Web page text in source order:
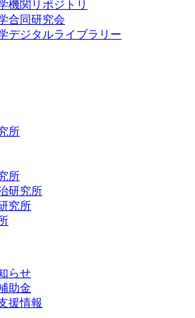
機関リポジトリ
合同研究会
デジタルライブラリー
所
所
研究所
究所
らせ
助金
援情報